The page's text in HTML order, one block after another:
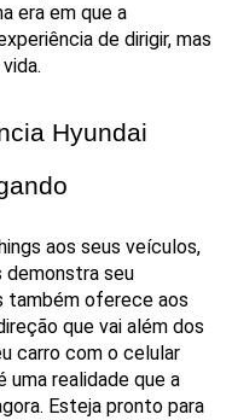
era em que a
de dirigir, mas
Hyundai
aos seus veículos,
demonstra seu
também oferece aos
que vai além dos
carro com o celular
realidade que a
Esteja pronto para